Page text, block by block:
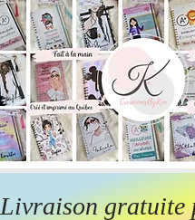
Livraison gratuite